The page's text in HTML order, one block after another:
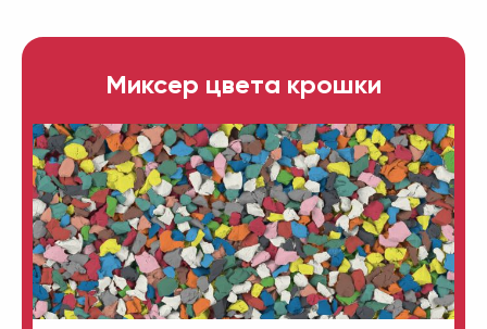
Миксер цвета крошки